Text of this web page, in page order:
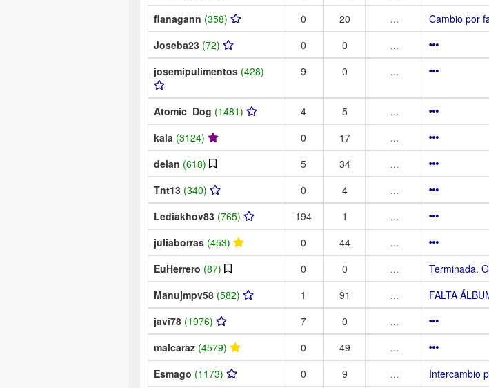
flanagann (358) 0 20 ...
Cambio por
Joseba23 (72) 0 0
...
josemipulimentos (428) 9 0 ...
Atomic_Dog (1481) 4 5
...
kala (3124) 0 17
...
deian (618) 5 34
...
Tnt13 (340) 0 4
...
Lediakhov83 (765) 194 1
...
juliaborras (453) 0 44
...
EuHerrero (87) 0 0 ...
Terminada.
Manujmpv58 (582) 1 91 ...
FALTA
javi78 (1976) 7 0
...
malcaraz (4579) 0 49
...
Esmago (1173) 0 9 ... Intercambio